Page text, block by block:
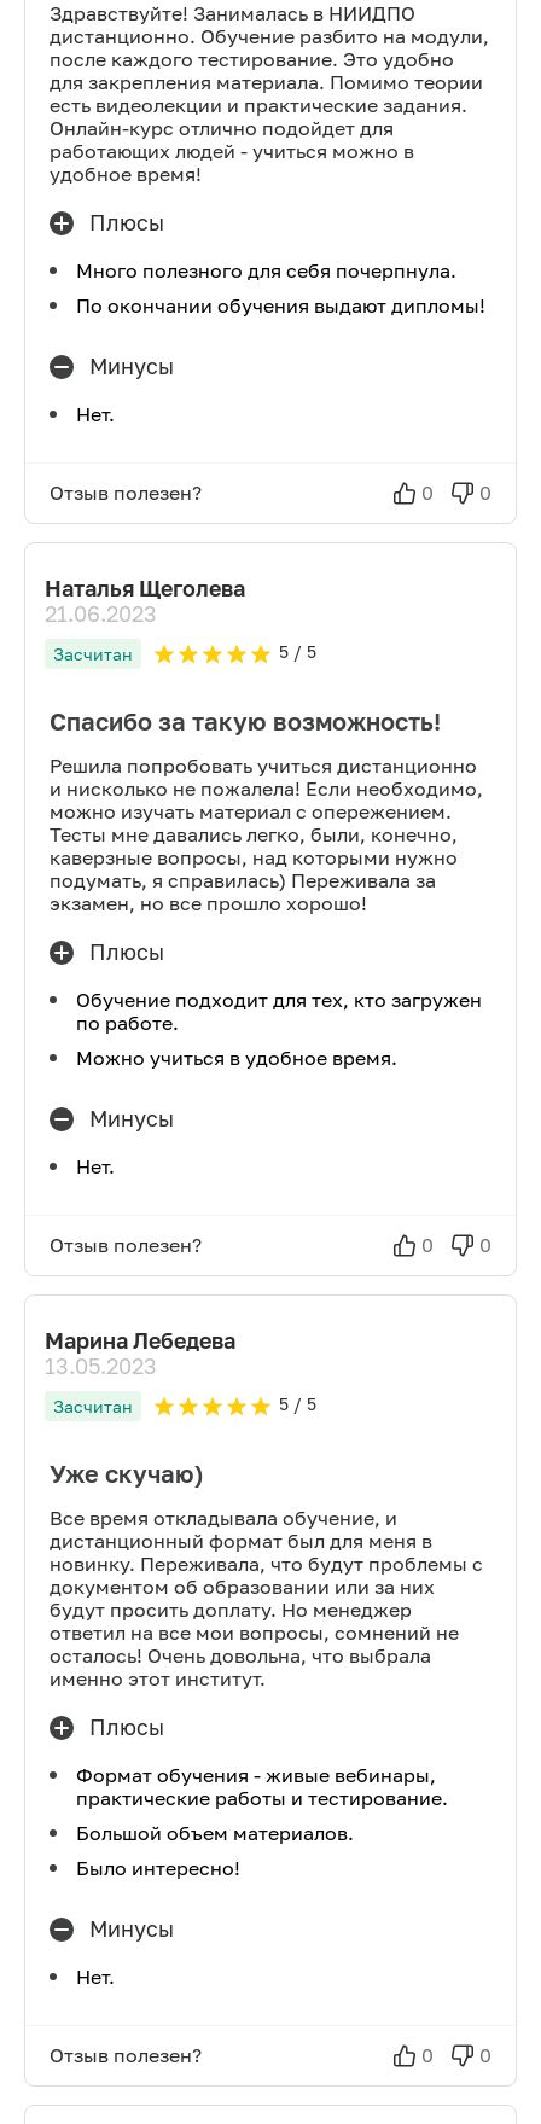
Здравствуйте! Занималась в НИИДПО
дистанционно. Обучение разбито на модули,
после каждого тестирование. Это удобно
для закрепления материала. Помимо теории
есть видеолекции и практические задания.
Онлайн-курс отлично подойдет для
работающих людей - учиться можно в
удобное время!
Плюсы
Много полезного для себя почерпнула.
По окончании обучения выдают дипломы!
Минусы
Нет.
Отзыв полезен? 0 0
Наталья Щеголева
21.06.2023
Засчитан 5/ 5
Спасибо за такую возможность!
Решила попробовать учиться дистанционно
и нисколько не пожалела! Если необходимо,
можно изучать материал с опережением.
Тесты мне давались легко, были, конечно,
каверзные вопросы, над которыми нужно
подумать, я справилась) Переживала за
экзамен, но все прошло хорошо!
Плюсы
Обучение подходит для тех, кто загружен
по работе.
Можно учиться в удобное время.
Минусы
Нет.
Отзыв полезен? 0 0
Марина Лебедева
13.05.2023
Засчитан 5/ 5
Уже скучаю)
Все время откладывала обучение, и
дистанционный формат был для меня в
новинку. Переживала, что будут проблемы с
документом об образовании или за них
будут просить доплату. Но менеджер
ответил на все мои вопросы, сомнений не
осталось! Очень довольна, что выбрала
именно этот институт.
Плюсы
Формат обучения - живые вебинары,
практические работы и тестирование.
Большой объем материалов.
Было интересно!
Минусы
Нет.
Отзыв полезен? 0 0